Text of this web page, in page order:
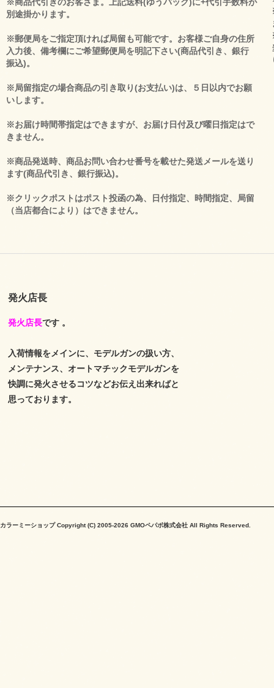
※商品代引きのお客さま。上記送料(ゆうパック)に+代引手数料が
別途掛かります。
※郵便局をご指定頂ければ局留も可能です。お客様ご自身の住所
入力後、備考欄にご希望郵便局を明記下さい(商品代引き、銀行
振込)。
※局留指定の場合商品の引き取り(お支払い)は、５日以内でお願
いします。
※お届け時間帯指定はできますが、お届け日付及び曜日指定はで
きません。
※商品発送時、商品お問い合わせ番号を載せた発送メールを送り
ます(商品代引き、銀行振込)。
※クリックポストはポスト投函の為、日付指定、時間指定、局留
（当店都合により）はできません。
発火店長
発火店長です 。
入荷情報をメインに、モデルガンの扱い方、
メンテナンス、オートマチックモデルガンを
快調に発火させるコツなどお伝え出来ればと
思っております。
カラーミーショップCopyright (C) 2005-2026 GMOペパボ株式会社 All Rights Reserved.